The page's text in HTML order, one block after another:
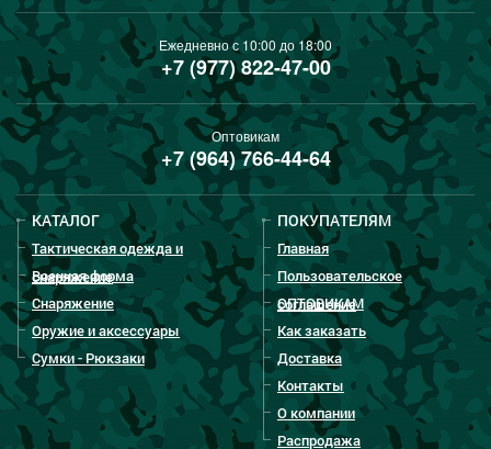
Ежедневно с 10:00 до 18:00
+7 (977) 822-47-00
Оптовикам
+7 (964) 766-44-64
КАТАЛОГ
Тактическая одежда и
снаряжение
Военная форма
Снаряжение
Оружие и аксессуары
Сумки - Рюкзаки
ПОКУПАТЕЛЯМ
Главная
Пользовательское
соглашение
ОПТОВИКАМ
Как заказать
Доставка
Контакты
О компании
Распродажа